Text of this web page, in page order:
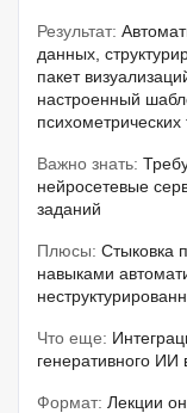
Результат:
данных,
пакет
настроенный
психометрических
Важно знать:
нейросетевые
заданий
Плюсы: Стыковка
навыками
Что еще:
генеративного ИИ
Формат: Лекции